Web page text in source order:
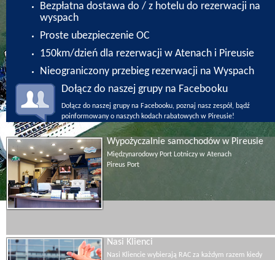
Bezpłatna dostawa do / z hotelu do rezerwacji na
wyspach
Proste ubezpieczenie OC
150km/dzień dla rezerwacji w Atenach i Pireusie
Nieograniczony przebieg rezerwacji na Wyspach
Dołącz do naszej grupy na Facebooku
Dołącz do naszej grupy na Facebooku, poznaj nasz zespół, bądź
poinformowany o naszych kodach rabatowych w Pireusie!
Wypożyczalnie samochodów w Pireusie
Międzynarodowy Port Lotniczy w Atenach
Pireus Port
Nasi Klienci
Nasi Kliencie wybierają RAC za każdym razem kiedy